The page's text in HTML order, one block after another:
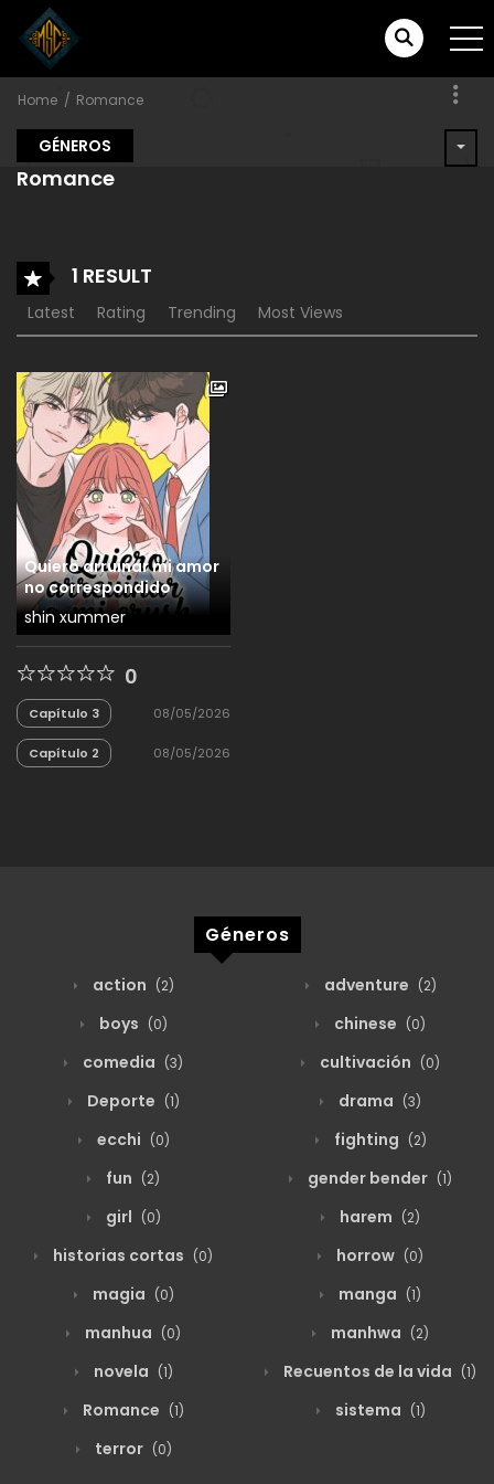
Home Romance
GÉNEROS
Romance
1 RESULT
Latest Rating Trending Most Views
Quiero arruinar mi amor
no correspondido
shin xummer
0
Capítulo 3 08/05/2026
Capítulo 2 08/05/2026
Géneros
action (2) adventure (2)
boys (0) chinese (0)
comedia (3) cultivación (0)
Deporte (1) drama (3)
ecchi (0) fighting (2)
fun (2) gender bender (1)
girl (0) harem (2)
historias cortas (0) horrow (0)
magia (0) manga (1)
manhua (0) manhwa (2)
novela (1) Recuentos de la vida (1)
Romance (1) sistema (1)
terror (0)